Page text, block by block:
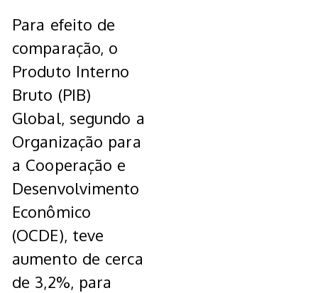
Para efeito de
comparação, o
Produto Interno
Bruto (PIB)
Global, segundo a
Organização para
a Cooperação e
Desenvolvimento
Econômico
(OCDE), teve
aumento de cerca
de 3,2%, para